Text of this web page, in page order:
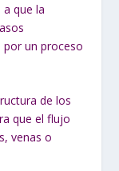
que la
por un proceso
de los
que el flujo
venas o